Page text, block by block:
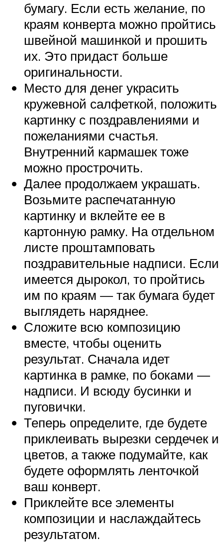
бумагу. Если есть желание, по
краям конверта можно пройтись
швейной машинкой и прошить
их. Это придаст больше
оригинальности.
Место для денег украсить
кружевной салфеткой, положить
картинку с поздравлениями и
пожеланиями счастья.
Внутренний кармашек тоже
можно прострочить.
Далее продолжаем украшать.
Возьмите распечатанную
картинку и вклейте ее в
картонную рамку. На отдельном
листе проштамповать
поздравительные надписи. Если
имеется дырокол, то пройтись
им по краям — так бумага будет
выглядеть наряднее.
Сложите всю композицию
вместе, чтобы оценить
результат. Сначала идет
картинка в рамке, по боками —
надписи. И всюду бусинки и
пуговички.
Теперь определите, где будете
приклеивать вырезки сердечек и
цветов, а также подумайте, как
будете оформлять ленточкой
ваш конверт.
Приклейте все элементы
композиции и наслаждайтесь
результатом.